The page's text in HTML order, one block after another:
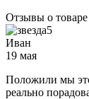
Отзывы о товаре
5
Иван
19 мая
Положили мы
реально